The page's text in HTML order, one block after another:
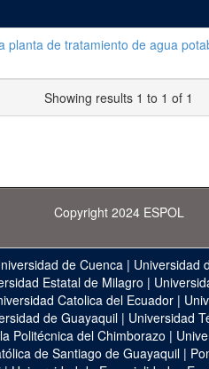
planta de tratamiento de agua
Showing results 1 to 1 of 1
Copyright 2024 ESPOL
de Cuenca | Universidad
Estatal de Milagro |
Catolica del Ecuador|
de Guayaquil | Universidad
Politécnica del Chimborazo |
de Santiago de Guayaquil |